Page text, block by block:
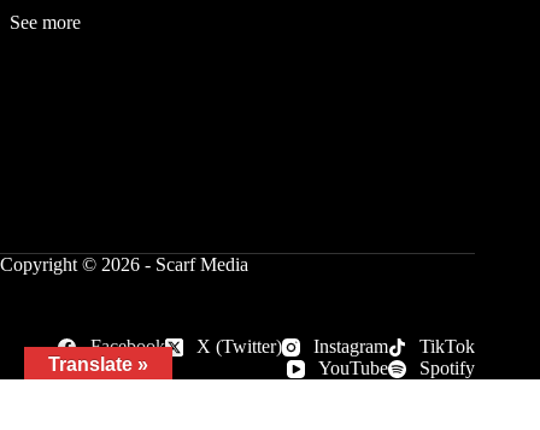
See more
Copyright © 2026 - Scarf Media
Facebook X (Twitter) Instagram
TikTok
YouTube
Spotify
Translate »